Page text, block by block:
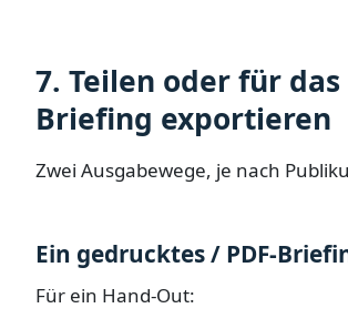
7. Teilen oder für das
Briefing exportieren
Zwei Ausgabewege, je nach
Ein gedrucktes / PDF-
Für ein Hand-Out: